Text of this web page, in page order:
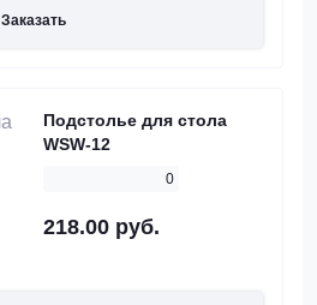
Заказать
Подстолье для стола
WSW-12
0
218.00 руб.